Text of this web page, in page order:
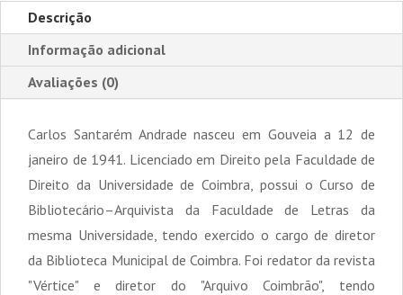
Descrição
Informação adicional
Avaliações (0)
Carlos Santarém Andrade nasceu em Gouveia a 12 de
janeiro de 1941. Licenciado em Direito pela Faculdade de
Direito da Universidade de Coimbra, possui o Curso de
Bibliotecário–Arquivista da Faculdade de Letras da
mesma Universidade, tendo exercido o cargo de diretor
da Biblioteca Municipal de Coimbra. Foi redator da revista
"Vértice" e diretor do "Arquivo Coimbrão", tendo